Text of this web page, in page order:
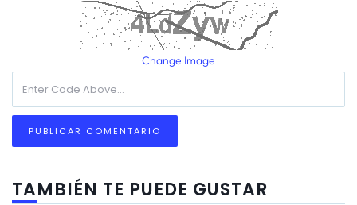
Change Image
TAMBIÉN TE PUEDE GUSTAR